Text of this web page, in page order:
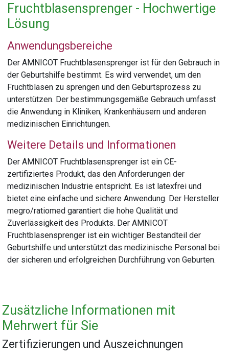
Fruchtblasensprenger - Hochwertige
Lösung
Anwendungsbereiche
Der AMNICOT Fruchtblasensprenger ist für den Gebrauch in
der Geburtshilfe bestimmt. Es wird verwendet, um den
Fruchtblasen zu sprengen und den Geburtsprozess zu
unterstützen. Der bestimmungsgemäße Gebrauch umfasst
die Anwendung in Kliniken, Krankenhäusern und anderen
medizinischen Einrichtungen.
Weitere Details und Informationen
Der AMNICOT Fruchtblasensprenger ist ein CE-
zertifiziertes Produkt, das den Anforderungen der
medizinischen Industrie entspricht. Es ist latexfrei und
bietet eine einfache und sichere Anwendung. Der Hersteller
megro/ratiomed garantiert die hohe Qualität und
Zuverlässigkeit des Produkts. Der AMNICOT
Fruchtblasensprenger ist ein wichtiger Bestandteil der
Geburtshilfe und unterstützt das medizinische Personal bei
der sicheren und erfolgreichen Durchführung von Geburten.
Zusätzliche Informationen mit
Mehrwert für Sie
Zertifizierungen und Auszeichnungen